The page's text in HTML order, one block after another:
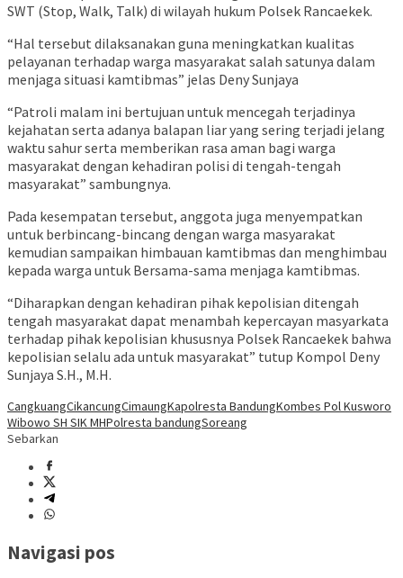
SWT (Stop, Walk, Talk) di wilayah hukum Polsek Rancaekek.
“Hal tersebut dilaksanakan guna meningkatkan kualitas
pelayanan terhadap warga masyarakat salah satunya dalam
menjaga situasi kamtibmas” jelas Deny Sunjaya
“Patroli malam ini bertujuan untuk mencegah terjadinya
kejahatan serta adanya balapan liar yang sering terjadi jelang
waktu sahur serta memberikan rasa aman bagi warga
masyarakat dengan kehadiran polisi di tengah-tengah
masyarakat” sambungnya.
Pada kesempatan tersebut, anggota juga menyempatkan
untuk berbincang-bincang dengan warga masyarakat
kemudian sampaikan himbauan kamtibmas dan menghimbau
kepada warga untuk Bersama-sama menjaga kamtibmas.
“Diharapkan dengan kehadiran pihak kepolisian ditengah
tengah masyarakat dapat menambah kepercayan masyarkata
terhadap pihak kepolisian khususnya Polsek Rancaekek bahwa
kepolisian selalu ada untuk masyarakat” tutup Kompol Deny
Sunjaya S.H., M.H.
CangkuangCikancungCimaungKapolresta BandungKombes Pol Kusworo
Wibowo SH SIK MHPolresta bandungSoreang
Sebarkan
Navigasi pos